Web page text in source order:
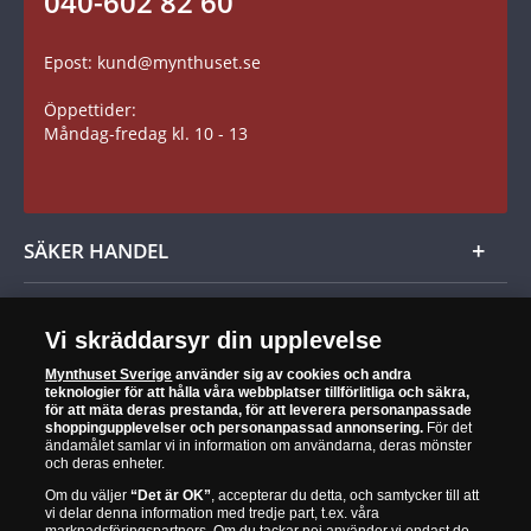
Reklamation
Retur
Epost: kund@mynthuset.se
Öppettider:
Måndag-fredag kl. 10 - 13
SÄKER HANDEL
När du är nöjd är vi nöjda
30 dagars öppet köp
Alltid garanti för äkthet och kvalitet
Mynthuset är officiell distributör för Det Kungliga
Vi skräddarsyr din upplevelse
Mynthuset Sverige använder sig av cookies och andra
teknologier för att hålla våra webbplatser tillförlitliga och säkra,
för att mäta deras prestanda, för att leverera personanpassade
shoppingupplevelser och personanpassad annonsering. För det
ändamålet samlar vi in information om användarna, deras mönster
och deras enheter.
Om du väljer“Det är OK”, accepterar du detta, och samtycker till att
vi delar denna information med tredje part, t.ex. våra